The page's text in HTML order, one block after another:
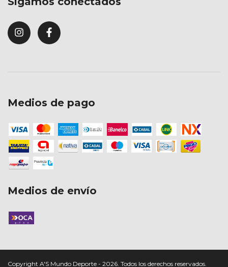
Medios de pago
Medios de envío
Copyright A'S Mundo Deporte - 2026. Todos los derechos reservados.